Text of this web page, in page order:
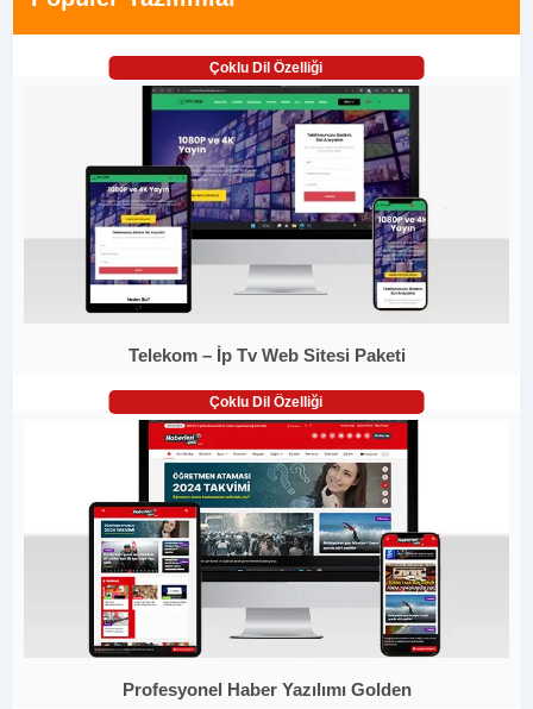
Çoklu Dil Özelliği
Telekom – İp Tv Web Sitesi Paketi
Çoklu Dil Özelliği
Profesyonel Haber Yazılımı Golden